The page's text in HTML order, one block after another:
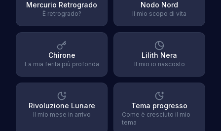
Mercurio Retrogrado
È retrogrado?
Nodo Nord
Il mio scopo di vita
Chirone
La mia ferita più profonda
Lilith Nera
Il mio io nascosto
Rivoluzione Lunare
Il mio mese in arrivo
Tema progresso
Come è cresciuto il mio
tema